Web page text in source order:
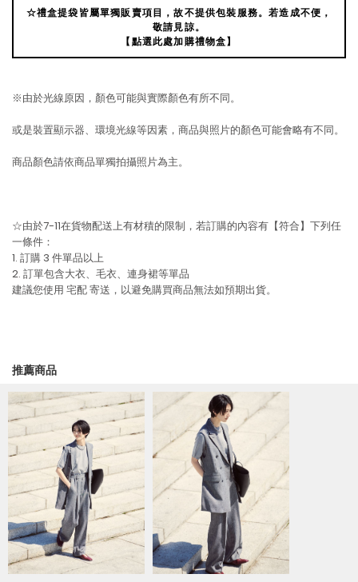
☆禮盒提袋皆屬單獨販賣項目，故不提供包裝服務。若造成不便，
敬請見諒。
【點選此處加購禮物盒】
※由於光線原因，顏色可能與實際顏色有所不同。
或是裝置顯示器、環境光線等因素，商品與照片的顏色可能會略有不同。
商品顏色請依商品單獨拍攝照片為主。
☆由於7-11在貨物配送上有材積的限制，若訂購的內容有【符合】下列任
一條件：
1. 訂購 3 件單品以上
2. 訂單包含大衣、毛衣、連身裙等單品
建議您使用 宅配寄送，以避免購買商品無法如預期出貨。
推薦商品